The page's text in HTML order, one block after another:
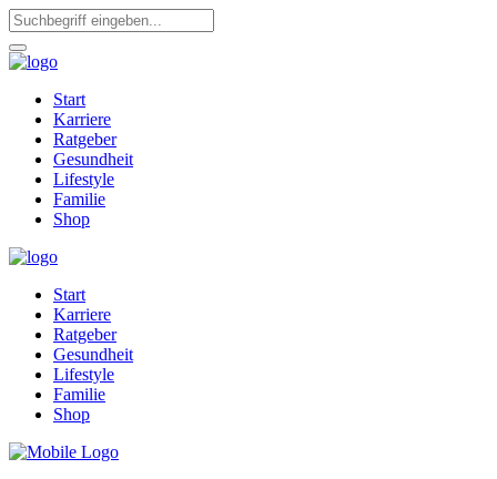
Start
Karriere
Ratgeber
Gesundheit
Lifestyle
Familie
Shop
Start
Karriere
Ratgeber
Gesundheit
Lifestyle
Familie
Shop